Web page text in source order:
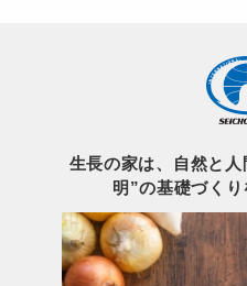
生長の家は、自然と
明”の基礎づくり